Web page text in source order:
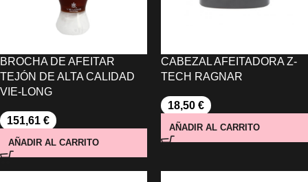
BROCHA DE AFEITAR
TEJÓN DE ALTA CALIDAD
VIE-LONG
151,61 €
AÑADIR AL CARRITO
CABEZAL AFEITADORA Z-
TECH RAGNAR
18,50 €
AÑADIR AL CARRITO